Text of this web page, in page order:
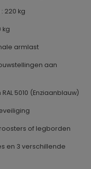
220 kg
kg
armlast
aan
5010 (Enziaanblauw)
of legborden
en 3 verschillende